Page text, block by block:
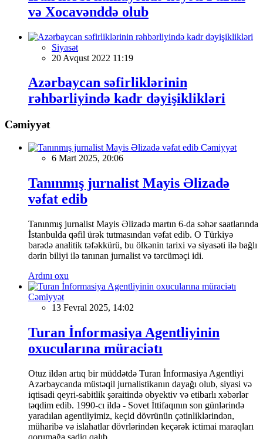
və Xocavənddə olub
Siyasət
20 Avqust 2022 11:19
Azərbaycan səfirliklərinin
rəhbərliyində kadr dəyişiklikləri
Cəmiyyət
Cəmiyyət
6 Mart 2025, 20:06
Tanınmış jurnalist Mayis Əlizadə
vəfat edib
Tanınmış jurnalist Mayis Əlizadə martın 6-da səhər saatlarında
İstanbulda qəfil ürək tutmasından vəfat edib. O Türkiyə
barədə analitik təfəkkürü, bu ölkənin tarixi və siyasəti ilə bağlı
dərin biliyi ilə tanınan jurnalist və tərcüməçi idi.
Ardını oxu
Cəmiyyət
13 Fevral 2025, 14:02
Turan İnformasiya Agentliyinin
oxucularına müraciətı
Otuz ildən artıq bir müddətdə Turan İnformasiya Agentliyi
Azərbaycanda müstəqil jurnalistikanın dayağı olub, siyasi və
iqtisadi qeyri-sabitlik şəraitində obyektiv və etibarlı xəbərlər
təqdim edib. 1990-cı ildə - Sovet İttifaqının son günlərində
yaradılan agentliyimiz, keçid dövrünün çətinliklərindən,
müharibə və islahatlar dövrlərindən keçərək ictimai maraqları
qorumağa sadiq qalıb.